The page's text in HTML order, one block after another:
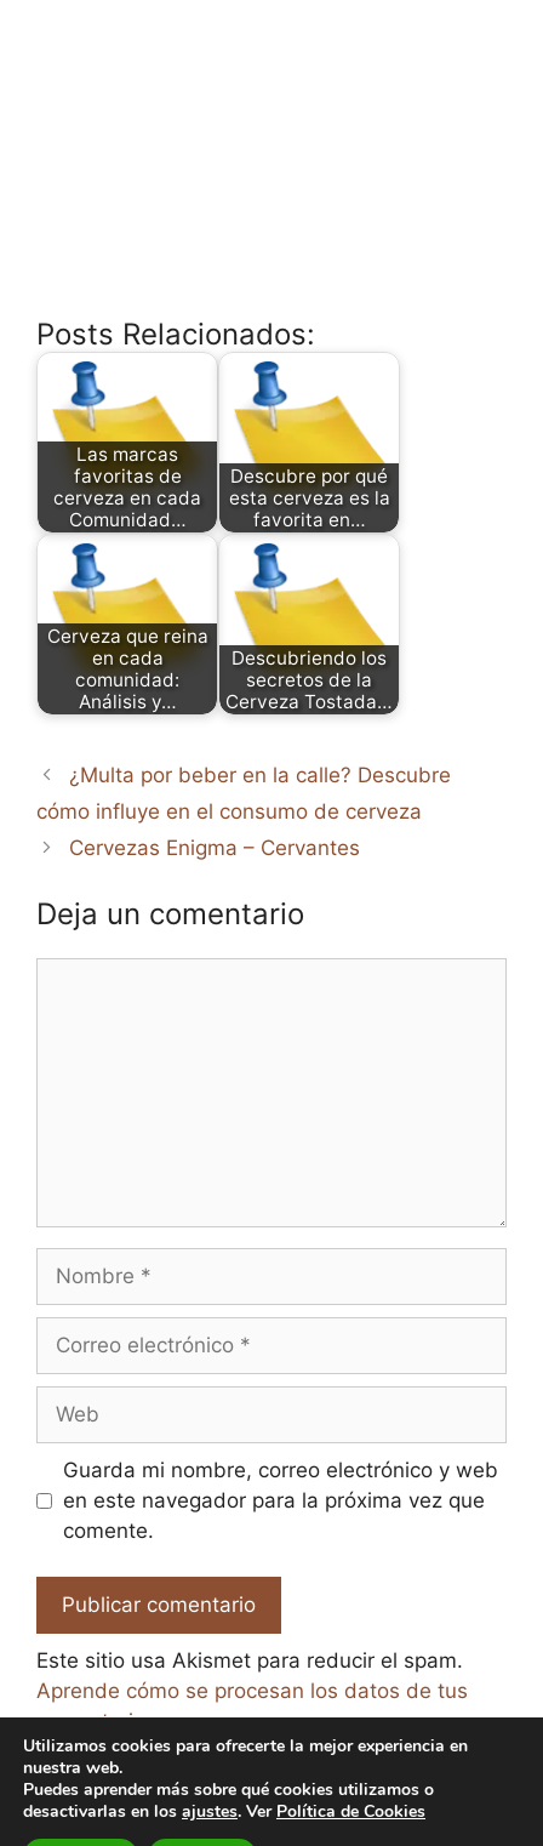
Posts Relacionados:
Las marcas
favoritas de
cerveza en cada
Comunidad…
Descubre por qué
esta cerveza es la
favorita en…
Cerveza que reina
en cada
comunidad:
Análisis y…
Descubriendo los
secretos de la
Cerveza Tostada…
¿Multa por beber en la calle? Descubre
cómo influye en el consumo de cerveza
Cervezas Enigma – Cervantes
Deja un comentario
electrónico
Guarda mi nombre, correo electrónico y web
en este navegador para la próxima vez que
comente.
Este sitio usa Akismet para reducir el spam.
Aprende cómo se procesan los datos de tus
comentarios.
© 2026 El Paraíso de la Cerveza -
Utilizamos cookies para ofrecerte la mejor experiencia en
nuestra web.
Puedes aprender más sobre qué cookies utilizamos o
desactivarlas en los ajustes. Ver Política de Cookies